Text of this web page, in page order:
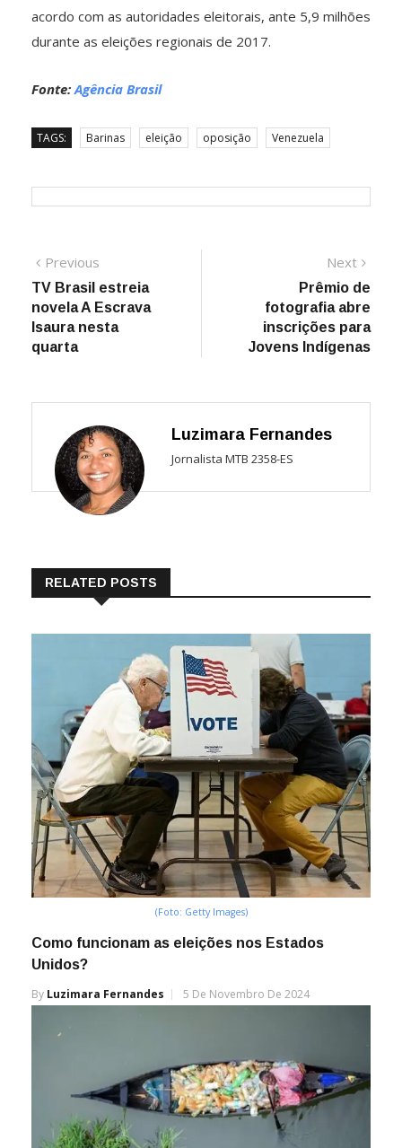
acordo com as autoridades eleitorais, ante 5,9 milhões
durante as eleições regionais de 2017.
Fonte:Agência Brasil
TAGS: Barinas eleição oposição Venezuela
Navegação
de
Post
Previous
post:
TV Brasil estreia
novela A Escrava
Isaura nesta
quarta
Next
Prêmio de
fotografia abre
inscrições para
Jovens Indígenas
Luzimara Fernandes
Jornalista MTB 2358-ES
RELATED POSTS
(Foto: Getty Images)
Como funcionam as eleições nos Estados
Unidos?
By Luzimara Fernandes 5 De Novembro De 2024